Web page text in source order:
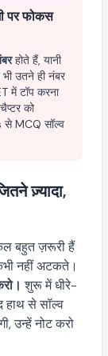
पर फोकस
होते हैं, यानी
उतने ही नंबर
में टॉप करना
को
से MCQ सॉल्व
ज़्यादा,
बहुत ज़रूरी हैं
नहीं अटकते।
शुरू में धीरे-
हाथ से सॉल्व
उन्हें नोट करो